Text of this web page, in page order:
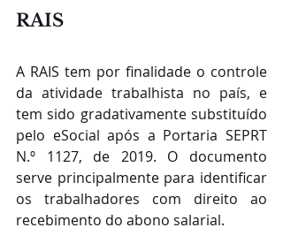
RAIS
A RAIS tem por finalidade o controle
da atividade trabalhista no país, e
tem sido gradativamente substituído
pelo eSocial após a Portaria SEPRT
N.º 1127, de 2019. O documento
serve principalmente para identificar
os trabalhadores com direito ao
recebimento do abono salarial.